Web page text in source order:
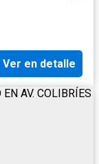
Ver en detalle